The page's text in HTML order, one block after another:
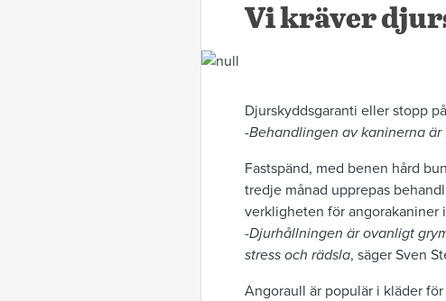
Vi kräver
Djurskyddsgaranti eller stopp
-Behandlingen av kaninerna är
Fastspänd, med benen hård
tredje månad upprepas
verkligheten för angorakaniner
-Djurhållningen är ovanligt
stress och rädsla, säger Sven
Angoraull är populär i kläder